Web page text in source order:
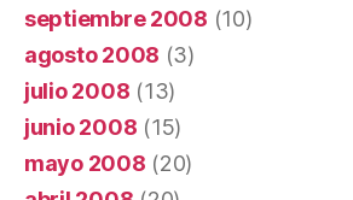
septiembre 2008 (10)
agosto 2008 (3)
julio 2008 (13)
junio 2008 (15)
mayo 2008 (20)